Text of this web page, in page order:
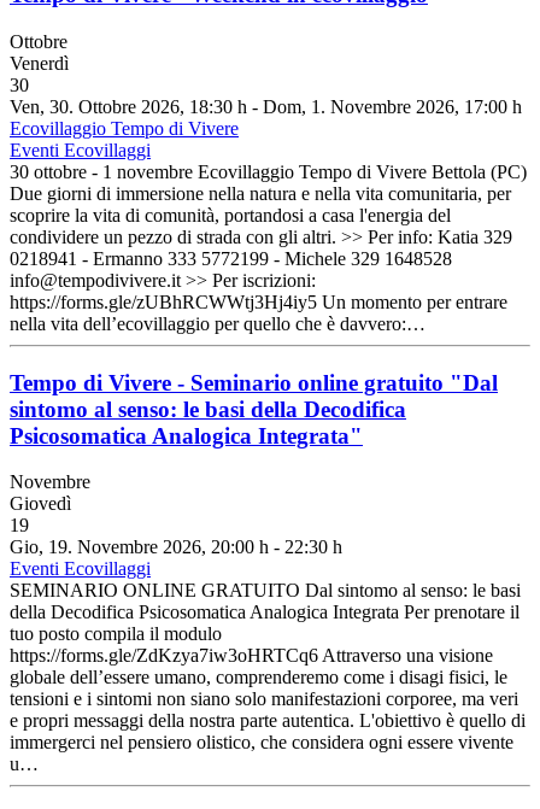
Ottobre
Venerdì
30
Ven, 30. Ottobre 2026, 18:30 h - Dom, 1. Novembre 2026, 17:00 h
Ecovillaggio Tempo di Vivere
Eventi Ecovillaggi
30 ottobre - 1 novembre Ecovillaggio Tempo di Vivere Bettola (PC)
Due giorni di immersione nella natura e nella vita comunitaria, per
scoprire la vita di comunità, portandosi a casa l'energia del
condividere un pezzo di strada con gli altri. >> Per info: Katia 329
0218941 - Ermanno 333 5772199 - Michele 329 1648528
info@tempodivivere.it >> Per iscrizioni:
https://forms.gle/zUBhRCWWtj3Hj4iy5 Un momento per entrare
nella vita dell’ecovillaggio per quello che è davvero:…
Tempo di Vivere - Seminario online gratuito "Dal
sintomo al senso: le basi della Decodifica
Psicosomatica Analogica Integrata"
Novembre
Giovedì
19
Gio, 19. Novembre 2026, 20:00 h - 22:30 h
Eventi Ecovillaggi
SEMINARIO ONLINE GRATUITO Dal sintomo al senso: le basi
della Decodifica Psicosomatica Analogica Integrata Per prenotare il
tuo posto compila il modulo
https://forms.gle/ZdKzya7iw3oHRTCq6 Attraverso una visione
globale dell’essere umano, comprenderemo come i disagi fisici, le
tensioni e i sintomi non siano solo manifestazioni corporee, ma veri
e propri messaggi della nostra parte autentica. L'obiettivo è quello di
immergerci nel pensiero olistico, che considera ogni essere vivente
u…